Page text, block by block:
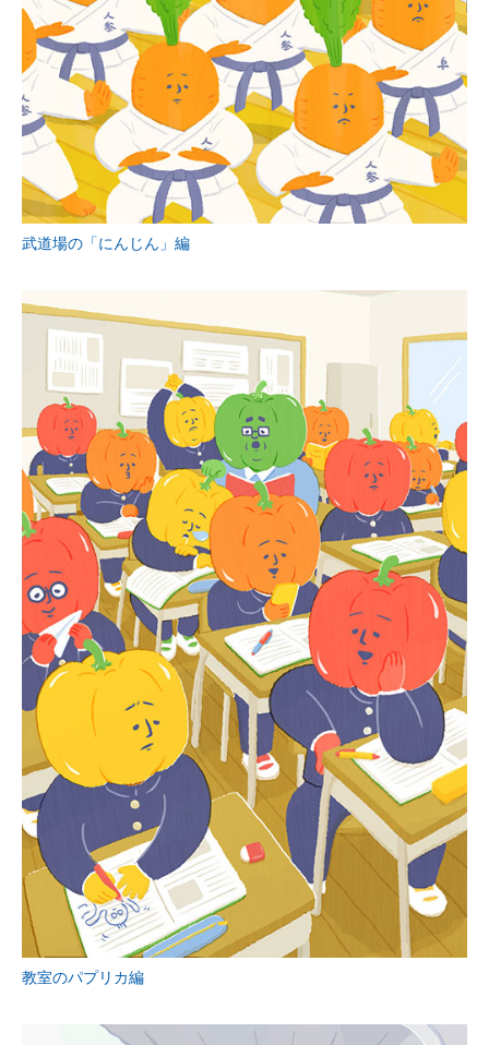
武道場の「にんじん」編
教室のパプリカ編